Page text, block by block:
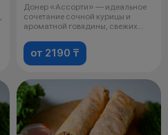
Донер «Ассорти» — идеальное
сочетание сочной курицы и
ароматной говядины, свежих
от 2190 ₸